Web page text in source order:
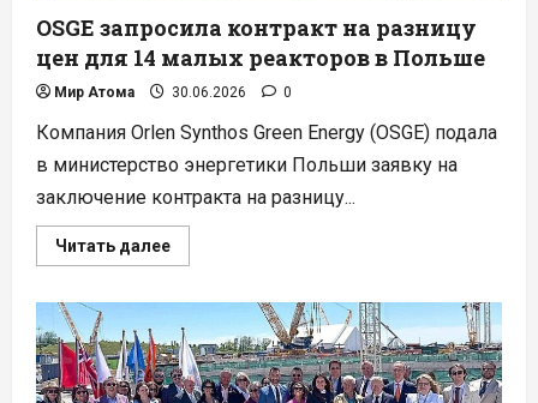
OSGE запросила контракт на разницу
цен для 14 малых реакторов в Польше
Мир Атома 30.06.2026 0
Компания Orlen Synthos Green Energy (OSGE) подала
в министерство энергетики Польши заявку на
заключение контракта на разницу...
Читать далееПрочитать
больше
контракт
на
разницу
цен
для